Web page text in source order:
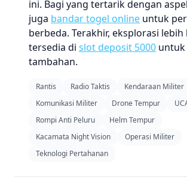
ini. Bagi yang tertarik dengan
juga bandar togel online untuk
berbeda. Terakhir, eksplorasi
tersedia di slot deposit 5000 untuk
tambahan.
Rantis Radio Taktis
Kendaraan Militer
Komunikasi Militer
Drone Tempur
Rompi Anti Peluru
Helm Tempur
Kacamata Night Vision
Operasi Militer
Teknologi Pertahanan